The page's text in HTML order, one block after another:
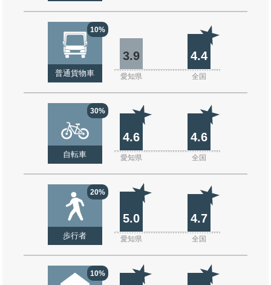
10%
普通貨物車
3.9 4.4
愛知県 全国
30%
自転車
4.6 4.6
愛知県 全国
20%
歩行者
5.0 4.7
愛知県 全国
10%